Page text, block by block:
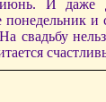
И даже
понедельник и
свадьбу